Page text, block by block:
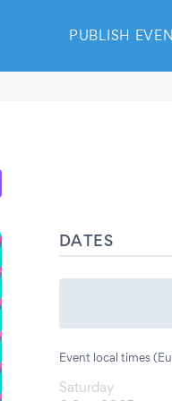
PUBLISH
DATES
Event local times
Saturday